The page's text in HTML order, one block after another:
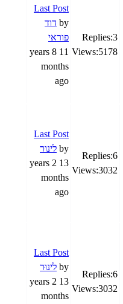
Replies:3
Views:5178
Last Post
by דוד
פוראי
11 years 8
months
ago
Replies:6
Views:3032
Last Post
by לינוּר
13 years 2
months
ago
Replies:6
Views:3032
Last Post
by לינוּר
13 years 2
months